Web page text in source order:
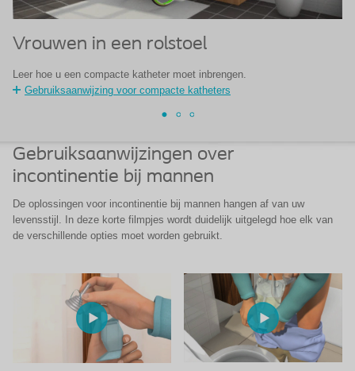
Vrouwen in een rolstoel
Leer hoe u een compacte katheter moet inbrengen.
Gebruiksaanwijzing voor compacte katheters
Gebruiksaanwijzingen over
incontinentie bij mannen
De oplossingen voor incontinentie bij mannen hangen af van uw
levensstijl. In deze korte filmpjes wordt duidelijk uitgelegd hoe elk van
de verschillende opties moet worden gebruikt.